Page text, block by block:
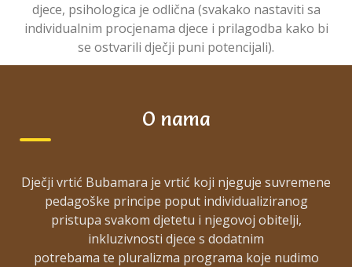
djece, psihologica je odlična (svakako nastaviti sa
individualnim procjenama djece i prilagodba kako bi
se ostvarili dječji puni potencijali).
navigation
Pretraga
Pretraga
O nama
Dječji vrtić Bubamara je vrtić koji njeguje suvremene
pedagoške principe poput individualiziranog
pristupa svakom djetetu i njegovoj obitelji,
inkluzivnosti djece s dodatnim
potrebama te pluralizma programa koje nudimo